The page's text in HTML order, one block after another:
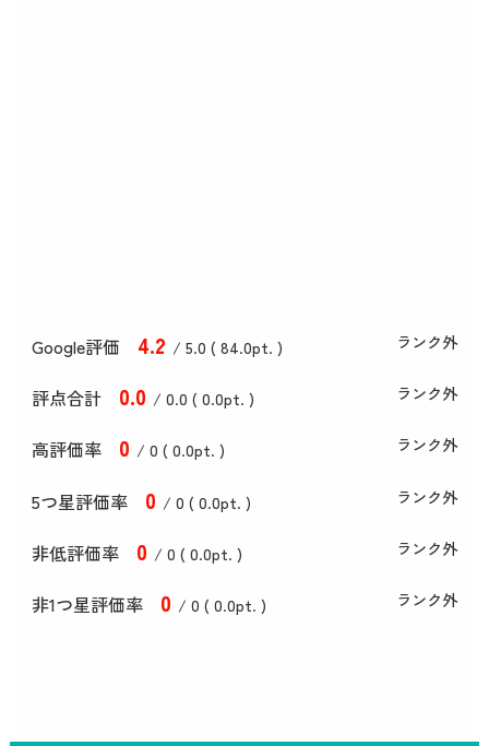
Google評価 4.2 / 5.0 ( 84.0pt. ) ランク外
評点合計 0.0 / 0.0 ( 0.0pt. ) ランク外
高評価率 0 / 0 ( 0.0pt. ) ランク外
5つ星評価率 0 / 0 ( 0.0pt. ) ランク外
非低評価率 0 / 0 ( 0.0pt. ) ランク外
非1つ星評価率 0 / 0 ( 0.0pt. ) ランク外